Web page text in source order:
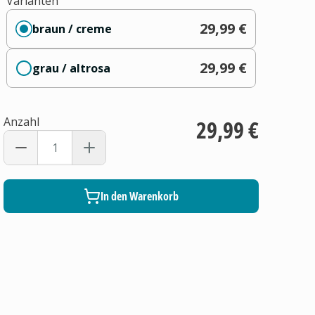
braun / creme
29,99 €
grau / altrosa 29,99 €
Anzahl 29,99 €
In den Warenkorb